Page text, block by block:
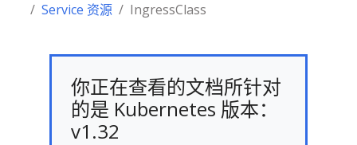
Service 资源
IngressClass
你正在查看的文档所针对
的是 Kubernetes 版本：
v1.32